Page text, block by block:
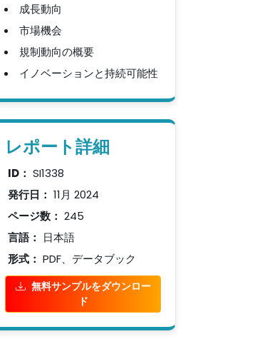
成長動向
市場機会
規制動向の概要
イノベーションと持続可能性
レポート詳細
ID： SI1338
発行日： 11月 2024
ページ数： 245
言語： 日本語
形式： PDF、データブック
無料サンプルをダウンロー
ド